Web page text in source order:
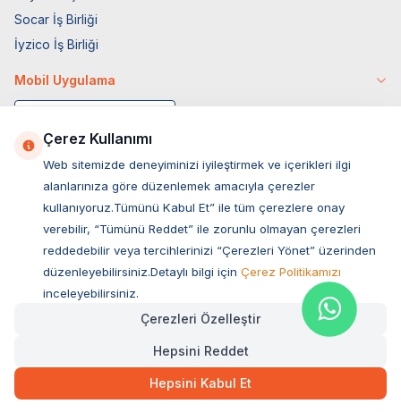
273,00 Hızlı Teslimat
SEPETE EKLE
Socar İş Birliği
İyzico İş Birliği
Mobil Uygulama
Müşteri Hizmetleri
Sıkça Sorulan Sorular
Ovacık Mah. Hacıoğlu Sok. No:13 Başiskele / KOCAELİ
Müşteri Destek Hattı
Çerez Kullanımı
Web sitemizde deneyiminizi iyileştirmek ve içerikleri ilgi
alanlarınıza göre düzenlemek amacıyla çerezler
kullanıyoruz.Tümünü Kabul Et” ile tüm çerezlere onay
verebilir, “Tümünü Reddet” ile zorunlu olmayan çerezleri
reddedebilir veya tercihlerinizi “Çerezleri Yönet” üzerinden
düzenleyebilirsiniz.Detaylı bilgi için Çerez Politikamızı
inceleyebilirsiniz.
Çerezleri Özelleştir
Hepsini Reddet
Hepsini Kabul Et